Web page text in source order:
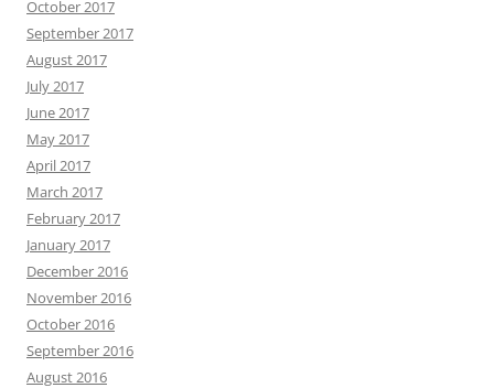
October 2017
September 2017
August 2017
July 2017
June 2017
May 2017
April 2017
March 2017
February 2017
January 2017
December 2016
November 2016
October 2016
September 2016
August 2016